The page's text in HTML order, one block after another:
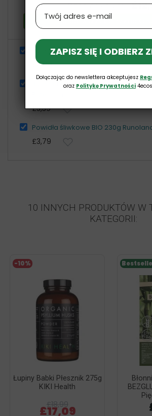
Cena całkowita:
Dodaj wszystkie trzy do
Błonnik witalny BIO 150g Bio Planet
£4,79
Błonnik bambusowy BEZGLUTENOWY
£5,39
Powidła śliwkowe BIO 230g
£3,79
10 INNYCH PRODUKTÓW W
KATEGORII:
Łupiny Babki Płesznik 275g
KIKI Health
£17,09
-10%
Email
ZAPISZ SIĘ I ODBIERZ
Dołączając do newslettera akceptujesz
oraz Politykę Prywatności